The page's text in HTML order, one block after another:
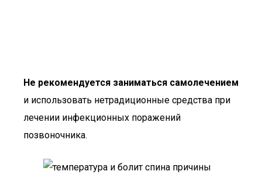
Не рекомендуется заниматься самолечением
и использовать нетрадиционные средства при
лечении инфекционных поражений
позвоночника.